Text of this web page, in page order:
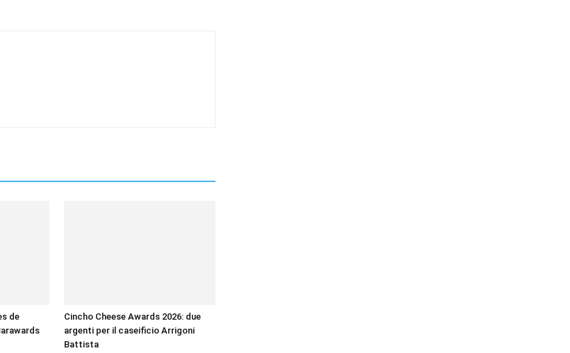
de
Cincho Cheese Awards 2026: due
argenti per il caseificio Arrigoni
Battista